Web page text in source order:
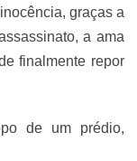
graças a
a ama
finalmente repor
de um prédio,